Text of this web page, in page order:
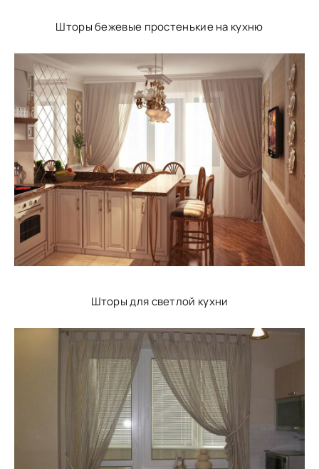
Шторы бежевые простенькие на кухню
Шторы для светлой кухни